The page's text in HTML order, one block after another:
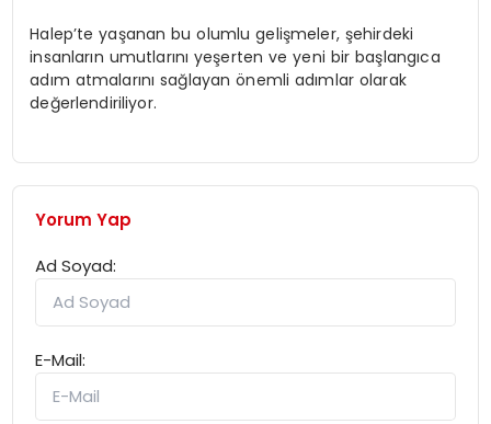
Halep’te yaşanan bu olumlu gelişmeler, şehirdeki
insanların umutlarını yeşerten ve yeni bir başlangıca
adım atmalarını sağlayan önemli adımlar olarak
değerlendiriliyor.
Yorum Yap
Ad Soyad:
E-Mail: